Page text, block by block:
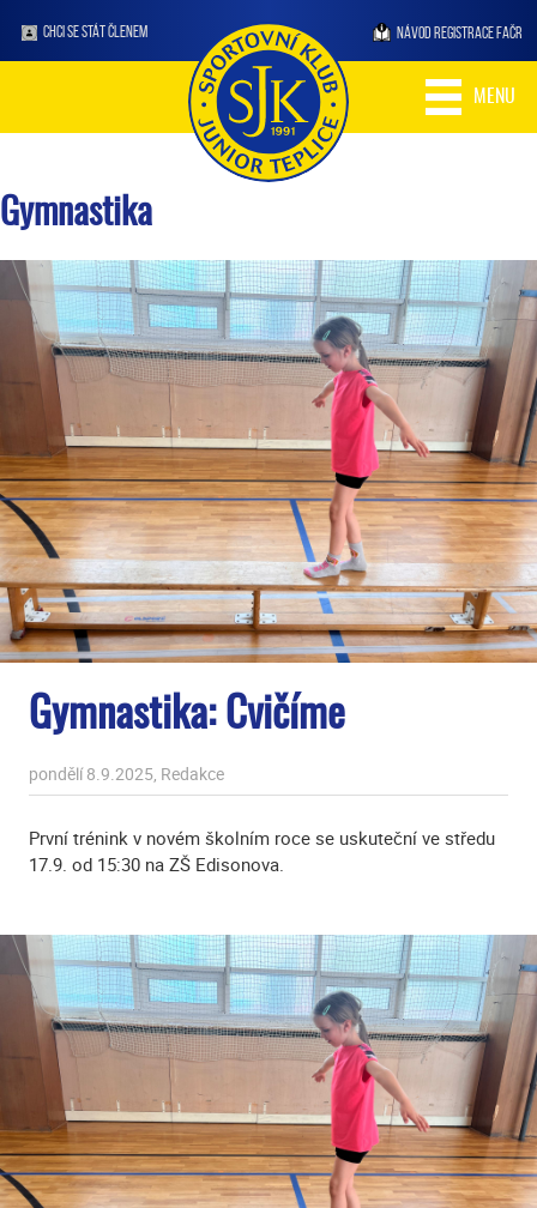
CHCI SE STÁT ČLENEM NÁVOD REGISTRACE FAČR
MENU
Gymnastika
Gymnastika: Cvičíme
pondělí 8.9.2025, Redakce
První trénink v novém školním roce se uskuteční ve středu
17.9. od 15:30 na ZŠ Edisonova.